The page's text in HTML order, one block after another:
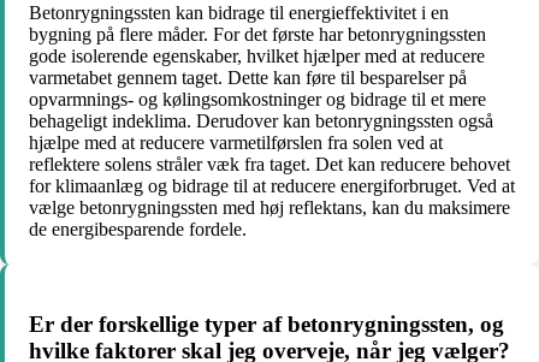
Betonrygningssten kan bidrage til energieffektivitet i en
bygning på flere måder. For det første har betonrygningssten
gode isolerende egenskaber, hvilket hjælper med at reducere
varmetabet gennem taget. Dette kan føre til besparelser på
opvarmnings- og kølingsomkostninger og bidrage til et mere
behageligt indeklima. Derudover kan betonrygningssten også
hjælpe med at reducere varmetilførslen fra solen ved at
reflektere solens stråler væk fra taget. Det kan reducere behovet
for klimaanlæg og bidrage til at reducere energiforbruget. Ved at
vælge betonrygningssten med høj reflektans, kan du maksimere
de energibesparende fordele.
Er der forskellige typer af betonrygningssten, og
hvilke faktorer skal jeg overveje, når jeg vælger?